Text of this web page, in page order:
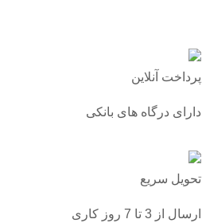
پرداخت آنلاین
دارای درگاه های بانکی
تحویل سریع
ارسال از 3 تا 7 روز کاری